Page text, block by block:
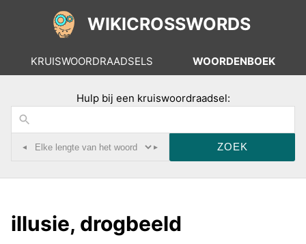
WIKICROSSWORDS
KRUISWOORDRAADSELS WOORDENBOEK
Hulp bij een kruiswoordraadsel:
◂ ▸
illusie, drogbeeld